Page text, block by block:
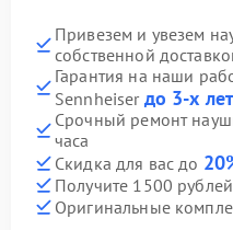
Привезем и увезем
собственной
Гарантия на наши
Sennheiser до 3-х лет
Срочный ремонт
часа
Скидка для вас до
Получите 1500
Оригинальные